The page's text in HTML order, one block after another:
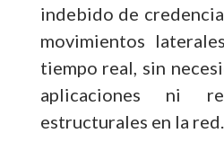
indebido de
movimientos
tiempo real, sin
aplicaciones ni
estructurales en la red.